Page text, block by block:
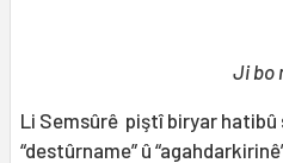
Ji bo
Li Semsûrê piştî biryar hatibû
“destûrname” û